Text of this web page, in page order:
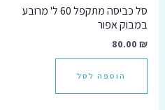
סל כביסה מתקפל 60 ל' מרובע
במבוק אפור
80.00₪
הוספה לסל